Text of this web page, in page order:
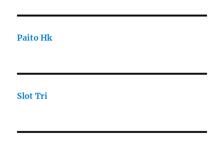
Paito Hk
Slot Tri